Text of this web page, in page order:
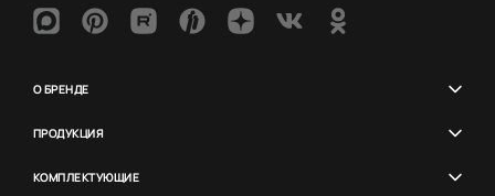
О БРЕНДЕ
ПРОДУКЦИЯ
КОМПЛЕКТУЮЩИЕ